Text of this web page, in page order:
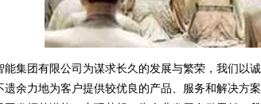
能集团有限公司为谋求长久的发展与繁荣，我们以
遗余力地为客户提供较优良的产品、服务和解决方